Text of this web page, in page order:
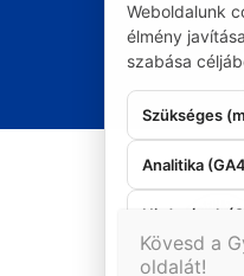
© Minden
Kövesd a
oldalát!
Weboldalunk
élmény
szabása
Szükséges
Analitika
Hirdetések